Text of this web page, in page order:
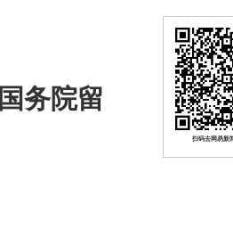
务院留
扫码去网易新